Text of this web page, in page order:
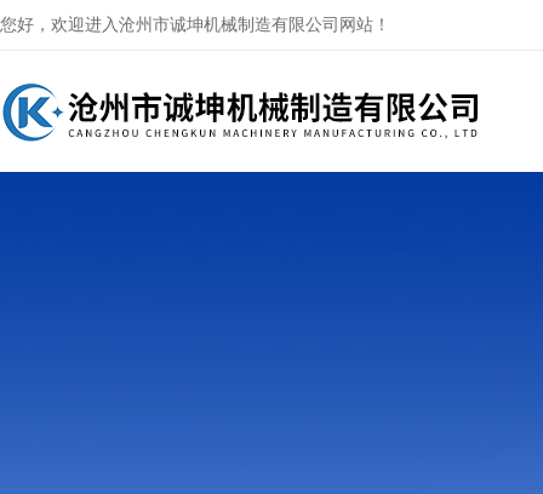
您好，欢迎进入沧州市诚坤机械制造有限公司网站！